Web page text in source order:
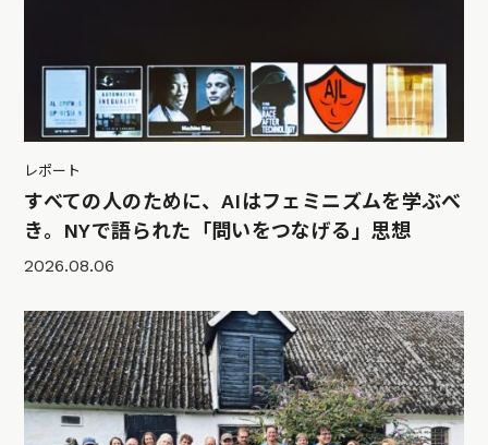
レポート
すべての人のために、AIはフェミニズムを学ぶべ
き。NYで語られた「問いをつなげる」思想
2026.08.06